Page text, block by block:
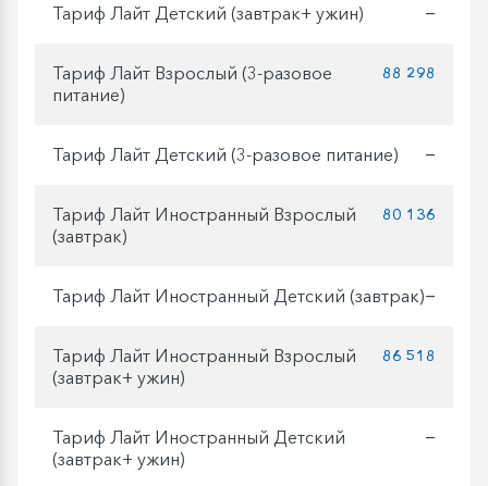
Тариф Лайт Детский (завтрак+ ужин) —
Тариф Лайт Взрослый (3-разовое
питание)
88 298
Тариф Лайт Детский (3-разовое питание) —
Тариф Лайт Иностранный Взрослый
(завтрак)
80 136
Тариф Лайт Иностранный Детский (завтрак)—
Тариф Лайт Иностранный Взрослый
(завтрак+ ужин)
86 518
Тариф Лайт Иностранный Детский
(завтрак+ ужин)
—